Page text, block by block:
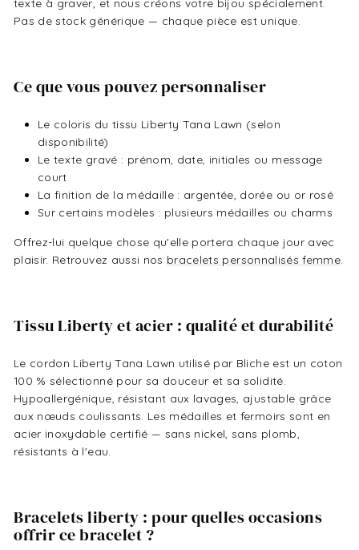
texte à graver, et nous créons votre bijou spécialement.
Pas de stock générique — chaque pièce est unique.
Ce que vous pouvez personnaliser
Le coloris du tissu Liberty Tana Lawn (selon
disponibilité)
Le texte gravé : prénom, date, initiales ou message
court
La finition de la médaille : argentée, dorée ou or rosé
Sur certains modèles : plusieurs médailles ou charms
Offrez-lui quelque chose qu'elle portera chaque jour avec
plaisir. Retrouvez aussi nos bracelets personnalisés femme
Tissu Liberty et acier : qualité et durabilité
Le cordon Liberty Tana Lawn utilisé par Bliche est un coton
100 % sélectionné pour sa douceur et sa solidité.
Hypoallergénique, résistant aux lavages, ajustable grâce
aux nœuds coulissants. Les médailles et fermoirs sont en
acier inoxydable certifié — sans nickel, sans plomb,
résistants à l'eau.
Bracelets liberty : pour quelles occasions
offrir ce bracelet ?